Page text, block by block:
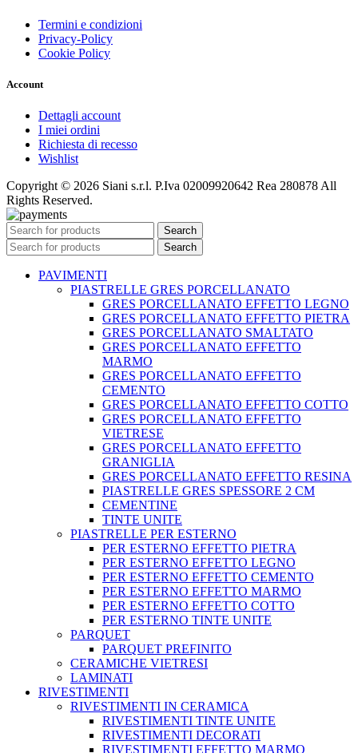
Termini e condizioni
Privacy-Policy
Cookie Policy
Account
Dettagli account
I miei ordini
Richiesta di recesso
Wishlist
Copyright © 2026 Siani s.r.l. P.Iva 02009920642 Rea 280878 All
Rights Reserved.
Search
Search
PAVIMENTI
PIASTRELLE GRES PORCELLANATO
GRES PORCELLANATO EFFETTO LEGNO
GRES PORCELLANATO EFFETTO PIETRA
GRES PORCELLANATO SMALTATO
GRES PORCELLANATO EFFETTO
MARMO
GRES PORCELLANATO EFFETTO
CEMENTO
GRES PORCELLANATO EFFETTO COTTO
GRES PORCELLANATO EFFETTO
VIETRESE
GRES PORCELLANATO EFFETTO
GRANIGLIA
GRES PORCELLANATO EFFETTO RESINA
PIASTRELLE GRES SPESSORE 2 CM
CEMENTINE
TINTE UNITE
PIASTRELLE PER ESTERNO
PER ESTERNO EFFETTO PIETRA
PER ESTERNO EFFETTO LEGNO
PER ESTERNO EFFETTO CEMENTO
PER ESTERNO EFFETTO MARMO
PER ESTERNO EFFETTO COTTO
PER ESTERNO TINTE UNITE
PARQUET
PARQUET PREFINITO
CERAMICHE VIETRESI
LAMINATI
RIVESTIMENTI
RIVESTIMENTI IN CERAMICA
RIVESTIMENTI TINTE UNITE
RIVESTIMENTI DECORATI
RIVESTIMENTI EFFETTO MARMO